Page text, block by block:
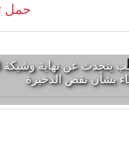
حمل
يتحدث عن نهاية
بشأن نقص الذخيرة